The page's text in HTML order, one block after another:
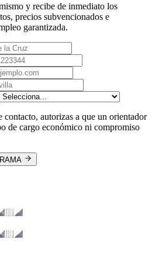
y recibe de inmediato los
precios subvencionados e
garantizada.
autorizas a que un orientador
de cargo económico ni compromiso